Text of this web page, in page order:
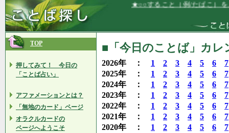
★○○すること（例/たばこ）を、なんな
TOP
押してみて！ 今日の
「ことば占い」
アファメーションとは？
「無地のカード」ページ
オラクルカードの
ページへようこそ
■「今日のことば」カ
2026年 ： 1 2 3 4 5 6
7
2025年 ： 1 2 3 4 5 6
7
2024年 ： 1 2 3 4 5 6
7
2023年 ： 1 2 3 4 5 6
7
2022年 ： 1 2 3 4 5 6
7
2021年 ： 1 2 3 4 5 6
7
2020年 ： 1 2 3 4 5 6
7